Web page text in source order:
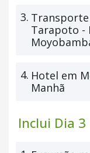
3.
Tarapoto -
4. Hotel em
Manhã
Inclui Dia 3